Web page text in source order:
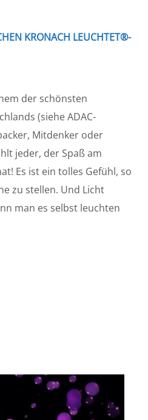
KRONACH LEUCHTET®-
der schönsten
(siehe ADAC-
Mitdenker oder
jeder, der Spaß am
Es ist ein tolles Gefühl, so
zu stellen. Und Licht
man es selbst leuchten